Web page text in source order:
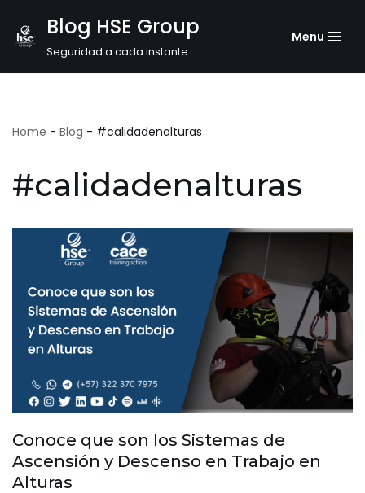
Saltar
Blog HSE Group
Seguridad a cada instante
Menu
Home - Blog - #calidadenalturas
#calidadenalturas
Conoce que son los Sistemas de
Ascensión y Descenso en Trabajo en
Alturas